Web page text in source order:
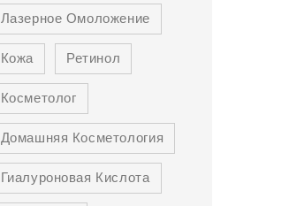
Лазерное Омоложение
Кожа
Ретинол
Косметолог
Домашняя Косметология
Гиалуроновая Кислота